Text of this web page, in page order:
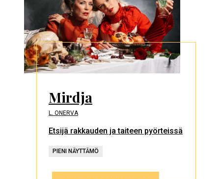
Mirdja
L. ONERVA
Etsijä rakkauden ja taiteen pyörteissä
PIENI NÄYTTÄMÖ